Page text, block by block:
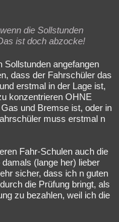
die Sollstunden
ist doch abzocke!
Sollstunden angefangen
dass der Fahrschüler das
erstmal in der Lage ist,
konzentrieren OHNE
und Bremse ist, oder in
muss erstmal n
Fahr-Schulen auch die
(lange her) lieber
sicher, dass ich n guten
die Prüfung bringt, als
zu bezahlen, weil ich die